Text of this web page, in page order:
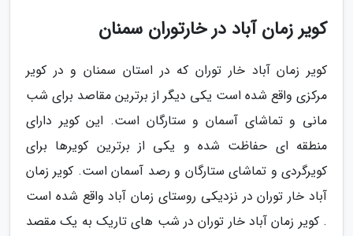
کویر زمان آباد در خارتوران سمنان
کویر زمان آباد خار توران که در استان سمنان و در کویر
مرکزی واقع شده است یکی دیگر از برترین مقاصد برای شب
مانی و تماشای آسمان و ستارگان است. این کویر دارای
منطقه ای حفاظت شده و یکی از برترین کویرها برای
کویرگردی و تماشای ستارگان و رصد آسمان است. کویر زمان
آباد خار توران در نزدیکی روستای زمان آباد واقع شده است
. کویر زمان آباد خار توران در شب های تاریک به یک مقصد